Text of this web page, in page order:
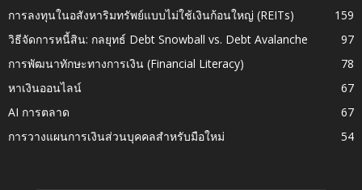
การลงทุนในอสังหาริมทรัพย์แบบไม่ใช้เงินก้อนใหญ่ (REITs)
159
วิธีจัดการหนี้สิน: กลยุทธ์ Debt Snowball vs. Debt Avalanche
97
การพัฒนาทักษะทางการเงิน (Financial Literacy)
78
หาเงินออนไลน์
67
AI การตลาด
67
การวางแผนการเงินส่วนบุคคลสำหรับมือใหม่
54